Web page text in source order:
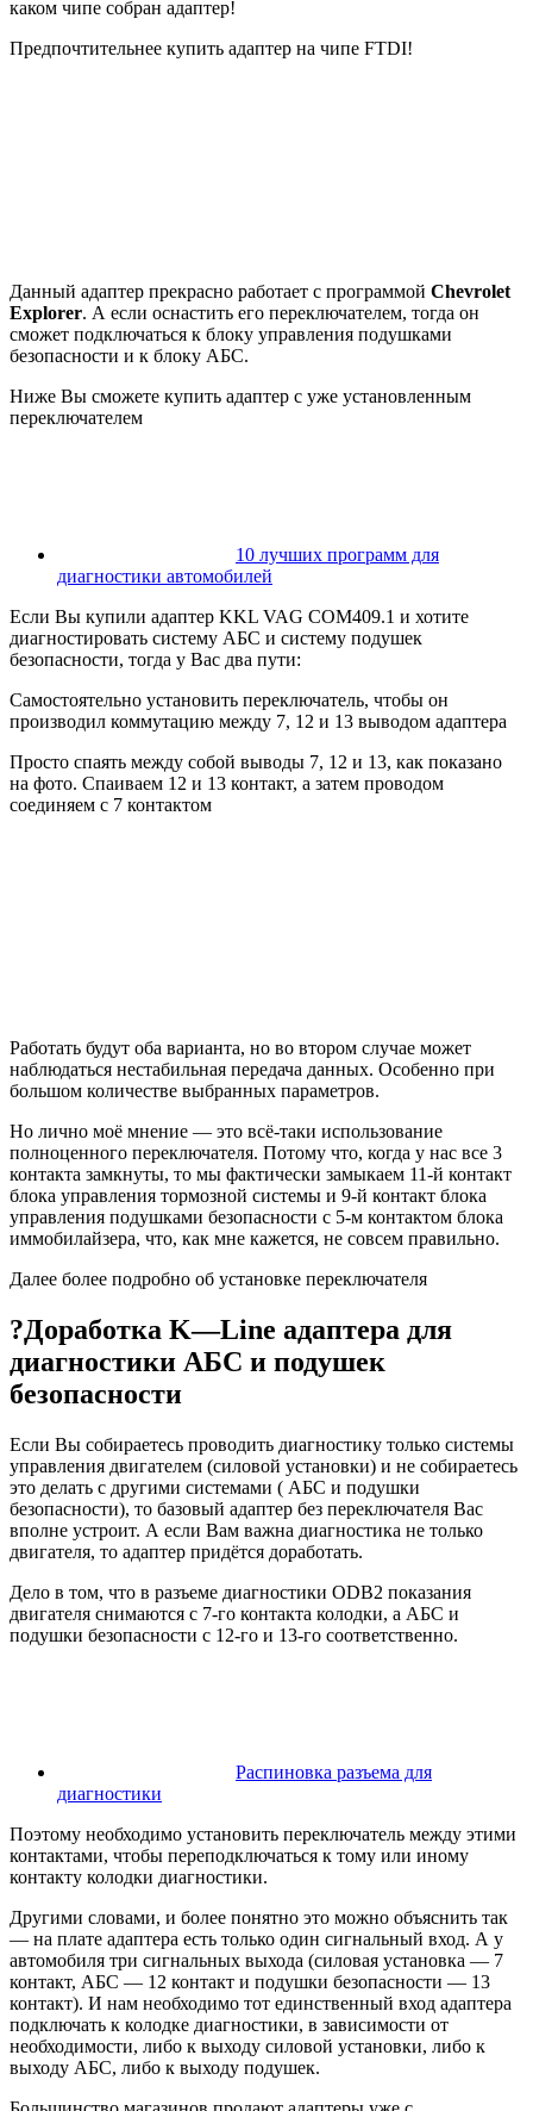
каком чипе собран адаптер!
Предпочтительнее купить адаптер на чипе FTDI!
Данный адаптер прекрасно работает с программой Chevrolet
Explorer. А если оснастить его переключателем, тогда он
сможет подключаться к блоку управления подушками
безопасности и к блоку АБС.
Ниже Вы сможете купить адаптер с уже установленным
переключателем
10 лучших программ для
диагностики автомобилей
Если Вы купили адаптер KKL VAG COM409.1 и хотите
диагностировать систему АБС и систему подушек
безопасности, тогда у Вас два пути:
Самостоятельно установить переключатель, чтобы он
производил коммутацию между 7, 12 и 13 выводом адаптера
Просто спаять между собой выводы 7, 12 и 13, как показано
на фото. Спаиваем 12 и 13 контакт, а затем проводом
соединяем с 7 контактом
Работать будут оба варианта, но во втором случае может
наблюдаться нестабильная передача данных. Особенно при
большом количестве выбранных параметров.
Но лично моё мнение — это всё-таки использование
полноценного переключателя. Потому что, когда у нас все 3
контакта замкнуты, то мы фактически замыкаем 11-й контакт
блока управления тормозной системы и 9-й контакт блока
управления подушками безопасности с 5-м контактом блока
иммобилайзера, что, как мне кажется, не совсем правильно.
Далее более подробно об установке переключателя
?Доработка K—Line адаптера для
диагностики АБС и подушек
безопасности
Если Вы собираетесь проводить диагностику только системы
управления двигателем (силовой установки) и не собираетесь
это делать с другими системами ( АБС и подушки
безопасности), то базовый адаптер без переключателя Вас
вполне устроит. А если Вам важна диагностика не только
двигателя, то адаптер придётся доработать.
Дело в том, что в разъеме диагностики ODB2 показания
двигателя снимаются с 7-го контакта колодки, а АБС и
подушки безопасности с 12-го и 13-го соответственно.
Распиновка разъема для
диагностики
Поэтому необходимо установить переключатель между этими
контактами, чтобы переподключаться к тому или иному
контакту колодки диагностики.
Другими словами, и более понятно это можно объяснить так
— на плате адаптера есть только один сигнальный вход. А у
автомобиля три сигнальных выхода (силовая установка — 7
контакт, АБС — 12 контакт и подушки безопасности — 13
контакт). И нам необходимо тот единственный вход адаптера
подключать к колодке диагностики, в зависимости от
необходимости, либо к выходу силовой установки, либо к
выходу АБС, либо к выходу подушек.